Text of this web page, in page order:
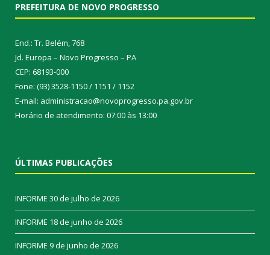
PREFEITURA DE NOVO PROGRESSO
End.: Tr. Belém, 768
Jd. Europa – Novo Progresso – PA
CEP: 68193-000
Fone: (93) 3528-1150 / 1151 / 1152
E-mail: administracao@novoprogresso.pa.gov.br
Horário de atendimento: 07:00 às 13:00
ÚLTIMAS PUBLICAÇÕES
INFORME 30 de julho de 2026
INFORME 18 de junho de 2026
INFORME 9 de junho de 2026